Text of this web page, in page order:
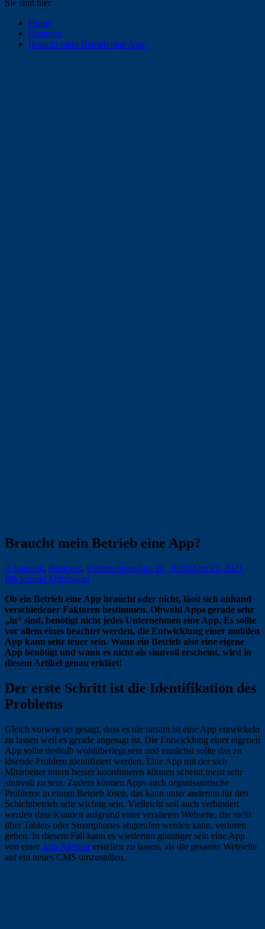
Sie sind hier
Home
Business
Braucht mein Betrieb eine App?
Braucht mein Betrieb eine App?
Allgemein, Business, UnternehmenJuni 26, 2020März 15, 2021
Blickpunkt Mittelstand
Ob ein Betrieb eine App braucht oder nicht, lässt sich anhand
verschiedener Faktoren bestimmen. Obwohl Apps gerade sehr
„in“ sind, benötigt nicht jedes Unternehmen eine App. Es sollte
vor allem eines beachtet werden, die Entwicklung einer mobilen
App kann sehr teuer sein. Wann ein Betrieb also eine eigene
App benötigt und wann es nicht als sinnvoll erscheint, wird in
diesem Artikel genau erklärt!
Der erste Schritt ist die Identifikation des
Problems
Gleich vorweg sei gesagt, dass es nie ratsam ist eine App entwickeln
zu lassen weil es gerade angesagt ist. Die Entwicklung einer eigenen
App sollte deshalb wohlüberlegt sein und zunächst sollte das zu
lösende Problem identifiziert werden. Eine App mit der sich
Mitarbeiter intern besser koordinieren können scheint meist sehr
sinnvoll zu sein. Zudem können Apps auch organisatorische
Probleme in einem Betrieb lösen, das kann unter anderem für den
Schichtbetrieb sehr wichtig sein. Vielleicht soll auch verhindert
werden dass Kunden aufgrund einer veralteten Webseite, die nicht
über Tablets oder Smartphones abgerufen werden kann, verloren
gehen. In diesem Fall kann es wiederum günstiger sein eine App
von einer App Agenturerstellen zu lassen, als die gesamte Webseite
auf ein neues CMS umzustellen.